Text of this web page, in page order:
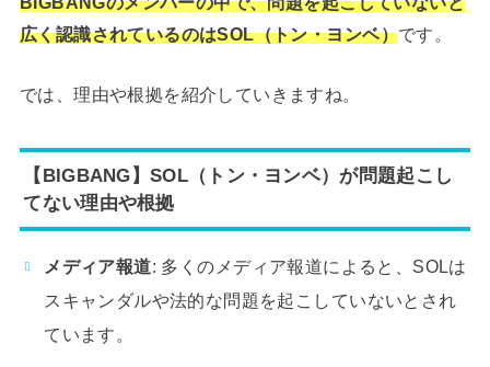
広く認識されているのはSOL（トン・ヨンベ）です。
では、理由や根拠を紹介していきますね。
【BIGBANG】SOL（トン・ヨンベ）が問題起こし
てない理由や根拠
メディア報道: 多くのメディア報道によると、SOLは
スキャンダルや法的な問題を起こしていないとされ
ています。